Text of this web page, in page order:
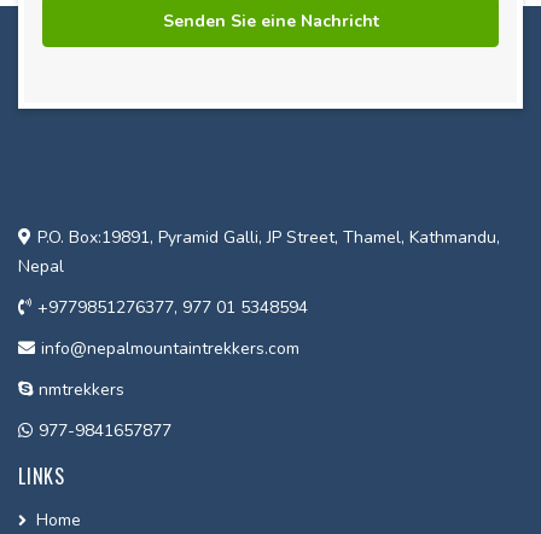
P.O. Box:19891, Pyramid Galli, JP Street, Thamel, Kathmandu,
Nepal
+9779851276377, 977 01 5348594
info@nepalmountaintrekkers.com
nmtrekkers
977-9841657877
LINKS
Home